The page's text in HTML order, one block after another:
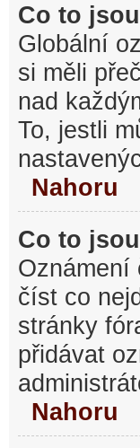
Co to
Globální
si měli
nad
To, jestli
Nahoru
Co to
Oznámení
číst co
stránky
přidávat
Nahoru